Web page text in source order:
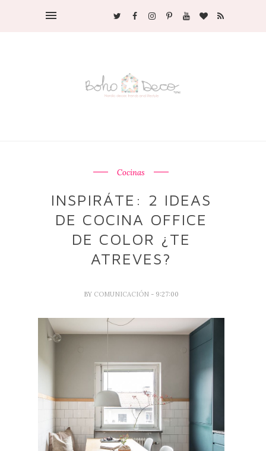
Cocinas
INSPIRÁTE: 2 IDEAS
DE COCINA OFFICE
DE COLOR ¿TE
ATREVES?
BY COMUNICACIÓN - 9:27:00